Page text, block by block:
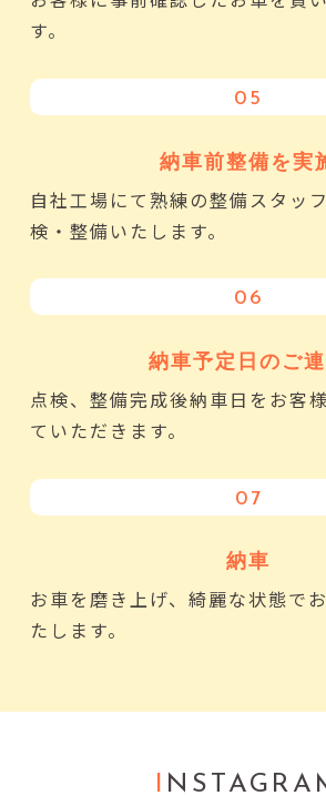
す。
05
納車前整備を実
自社工場にて熟練の整備スタッ
検・整備いたします。
06
納車予定日のご
点検、整備完成後納車日をお客
ていただきます。
07
納車
お車を磨き上げ、綺麗な状態で
たします。